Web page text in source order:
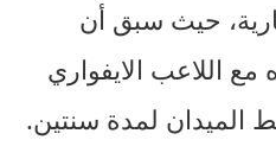
حيث سبق أن
اللاعب الايفواري
الميدان لمدة سنتين.